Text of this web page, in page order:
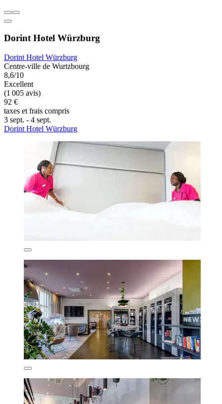
Dorint Hotel Würzburg
Dorint Hotel Würzburg
Centre-ville de Wurtzbourg
8,6/10
Excellent
(1 005 avis)
92 €
taxes et frais compris
3 sept. - 4 sept.
Dorint Hotel Würzburg